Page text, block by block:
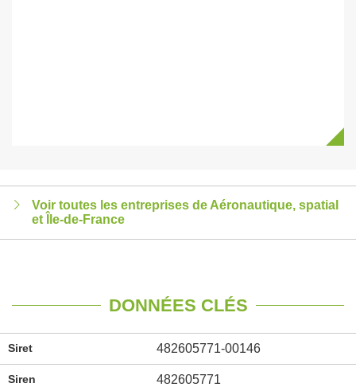
Voir toutes les entreprises de Aéronautique, spatial
et Île-de-France
DONNÉES CLÉS
Siret 482605771-00146
Siren 482605771